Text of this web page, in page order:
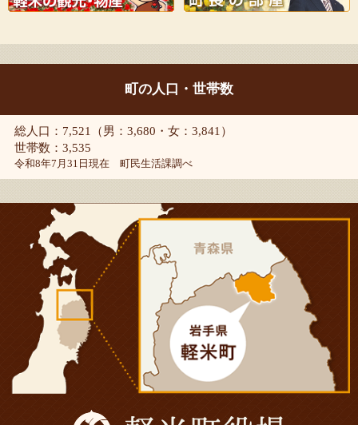
町の人口・世帯数
総人口：7,521（男：3,680・女：3,841）
世帯数：3,535
令和8年7月31日現在 町民生活課調べ